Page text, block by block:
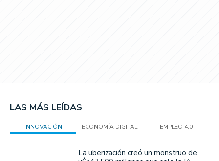
LAS MÁS LEÍDAS
INNOVACIÓN ECONOMÍA DIGITAL EMPLEO 4.0
La uberización creó un monstruo de